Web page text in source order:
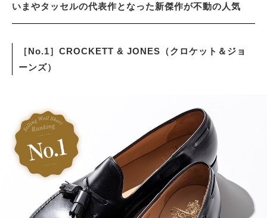
いまやタッセルの代表作となった新傑作が不動の人気
［No.1］CROCKETT & JONES（クロケット＆ジョ
ーンズ）